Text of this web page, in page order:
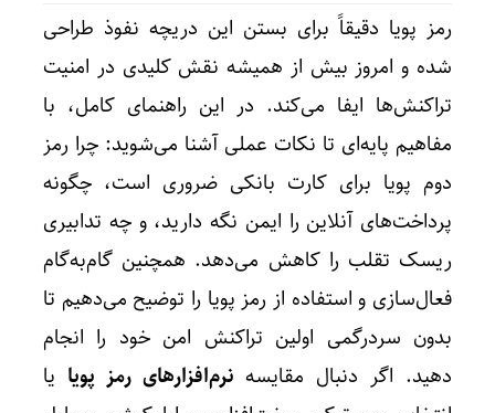
رمز پویا دقیقاً برای بستن این دریچه نفوذ طراحی
شده و امروز بیش از همیشه نقش کلیدی در امنیت
تراکنش‌ها ایفا می‌کند. در این راهنمای کامل، با
مفاهیم پایه‌ای تا نکات عملی آشنا می‌شوید: چرا رمز
دوم پویا برای کارت بانکی ضروری است، چگونه
پرداخت‌های آنلاین را ایمن نگه دارید، و چه تدابیری
ریسک تقلب را کاهش می‌دهد. همچنین گام‌به‌گام
فعال‌سازی و استفاده از رمز پویا را توضیح می‌دهیم تا
بدون سردرگمی اولین تراکنش امن خود را انجام
دهید. اگر دنبال مقایسه نرم‌افزارهای رمز پویا یا